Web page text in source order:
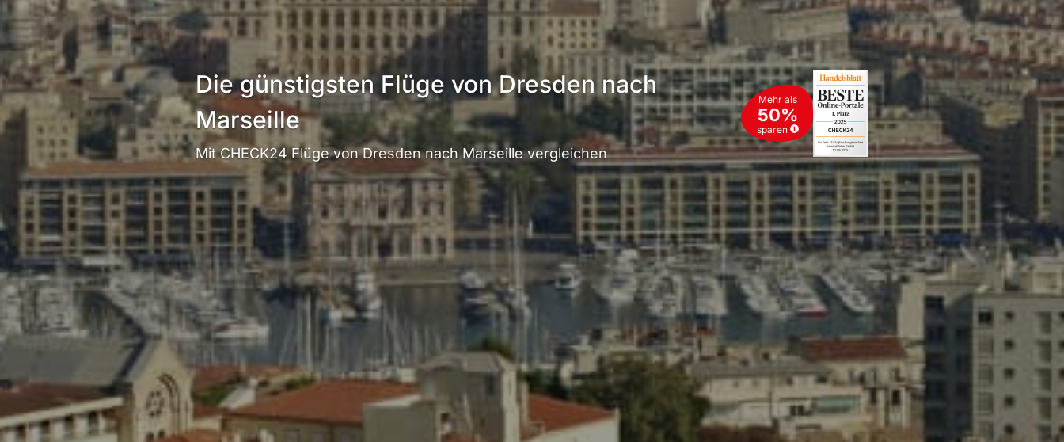
Die günstigsten Flüge von Dresden nach
Marseille
Mit CHECK24 Flüge von Dresden nach Marseille vergleichen
Mehr als
50%
sparen